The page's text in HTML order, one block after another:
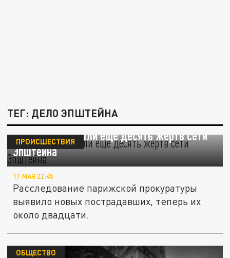
ТЕГ: ДЕЛО ЭПШТЕЙНА
Во Франции нашли ещё десять жертв сети
Эпштейна
ПРОИСШЕСТВИЯ
17 МАЯ 22:45
Расследование парижской прокуратуры
выявило новых пострадавших, теперь их
около двадцати.
ОБЩЕСТВО